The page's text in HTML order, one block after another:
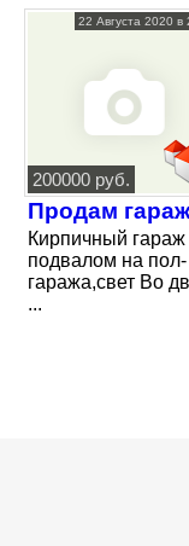
22 Августа 2020 в
200000 руб.
Продам гараж
Кирпичный гараж
подвалом на пол-
гаража,свет Во
...